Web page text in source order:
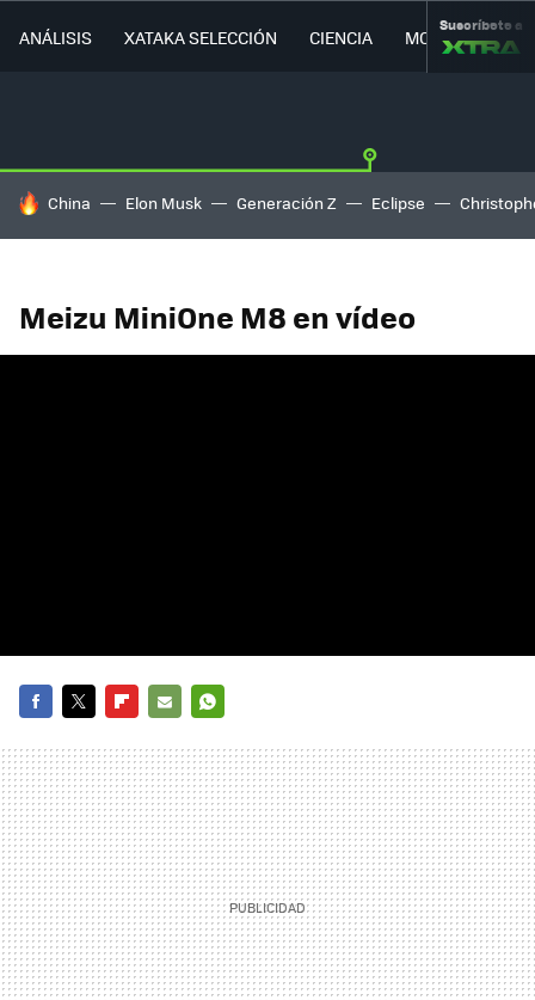
ANÁLISIS XATAKA SELECCIÓN CIENCIA MOVILIDAD
Suscríbete a
HOY SE HABLA DE
China Elon Musk Generación Z Eclipse
Meizu MiniOne M8 en vídeo
MAIL